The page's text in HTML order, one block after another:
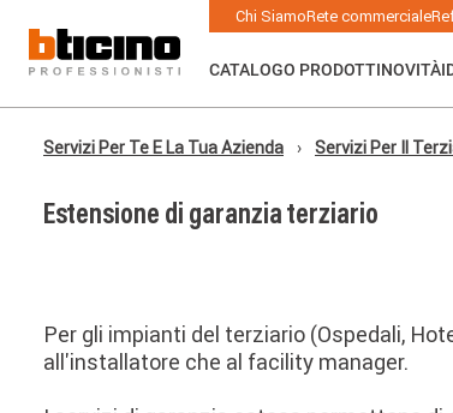
contenuto
principale
navigation
Chi SiamoRete commerciale
CATALOGO PRODOTTINOVITÀ
Briciole
pane
Servizi Per Te E La Tua Azienda Servizi Per Il
Estensione di garanzia terziario
Per gli impianti del terziario (Ospedali,
all'installatore che al facility manager.